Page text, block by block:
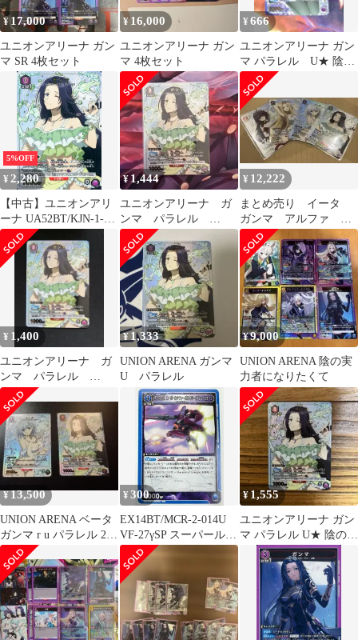
¥ 17,000
ユニオンアリーナ ガン
マ SR 4枚セット
¥ 16,000
ユニオンアリーナ ガン
マ 4枚セット
¥666
ユニオンアリーナ ガン
マ パラレル U★ 陰の
実力者になりたくて
5%OFF
¥ 2,280
【中古】ユニオンアリ
ーナ UA52BT/KJN-1-
063[U★]：(キラ)ガン
マ
¥ 1,444
ユニオンアリーナ ガ
ンマ パラレル
U★ 陰の実力者にな
りたくて！
¥ 12,222
まとめ売り イータ
ガンマ アルファ ベ
ータ パラレル ユニ
オンアリーナ
¥ 1,400
ユニオンアリーナ ガ
ンマ パラレル
U★ 陰の実力者にな
りたくて！
¥ 1,333
UNION ARENA ガンマ
U パラレル
¥9,000
UNION ARENA 陰の実
力者になりたくて
¥13,500
UNION ARENA ベータ
ガンマ r u パラレル 2枚
セット
¥300
EX14BT/MCR-2-014U
VF-27γSP スーパールシ
ファーバルキリー(ブレ
ラ・スターン)
¥1,555
ユニオンアリーナ ガン
マ パラレル U★ 陰の実
力者になりたくて！